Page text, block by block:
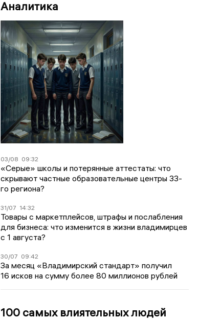
Аналитика
03/08 09:32
«Серые» школы и потерянные аттестаты: что
скрывают частные образовательные центры 33-
го региона?
31/07 14:32
Товары с маркетплейсов, штрафы и послабления
для бизнеса: что изменится в жизни владимирцев
с 1 августа?
30/07 09:42
За месяц «Владимирский стандарт» получил
16 исков на сумму более 80 миллионов рублей
100 самых влиятельных людей